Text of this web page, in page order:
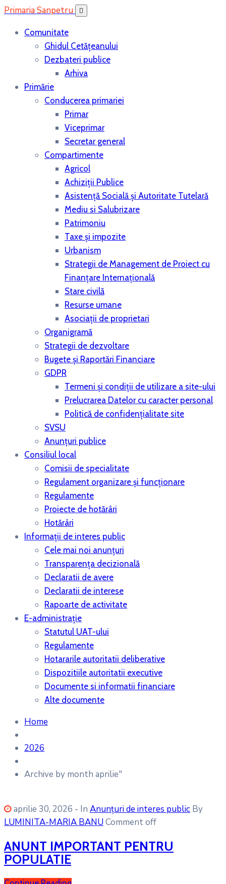
Primaria Sanpetru
Comunitate
Ghidul Cetățeanului
Dezbateri publice
Arhiva
Primărie
Conducerea primariei
Primar
Viceprimar
Secretar general
Compartimente
Agricol
Achiziții Publice
Asistenţă Socială și Autoritate Tutelară
Mediu si Salubrizare
Patrimoniu
Taxe și impozite
Urbanism
Strategii de Management de Proiect cu
Finanțare Internațională
Stare civilă
Resurse umane
Asociații de proprietari
Organigramă
Strategii de dezvoltare
Bugete şi Raportări Financiare
GDPR
Termeni și condiții de utilizare a site-ului
Prelucrarea Datelor cu caracter personal
Politică de confidențialitate site
SVSU
Anunțuri publice
Consiliul local
Comisii de specialitate
Regulament organizare și funcționare
Regulamente
Proiecte de hotărâri
Hotărâri
Informații de interes public
Cele mai noi anunțuri
Transparența decizională
Declaratii de avere
Declaratii de interese
Rapoarte de activitate
E-administrație
Statutul UAT-ului
Regulamente
Hotararile autoritatii deliberative
Dispozitiile autoritatii executive
Documente si informatii financiare
Alte documente
Home
2026
Archive by month aprilie"
aprilie 30, 2026 - In Anunțuri de interes public By
LUMINITA-MARIA BANUComment off
ANUNT IMPORTANT PENTRU
POPULATIE